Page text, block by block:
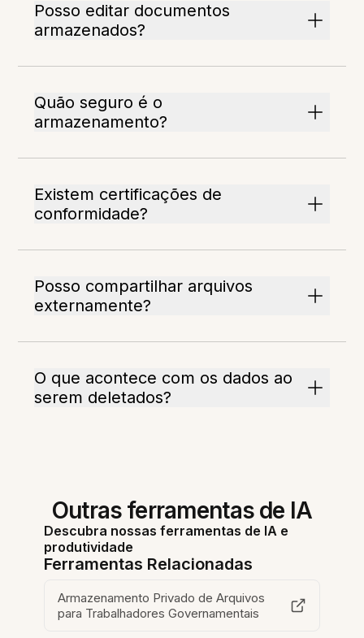
Posso editar documentos
armazenados?
Quão seguro é o
armazenamento?
Existem certificações de
conformidade?
Posso compartilhar arquivos
externamente?
O que acontece com os dados ao
serem deletados?
Outras ferramentas de IA
Descubra nossas ferramentas de IA e
produtividade
Ferramentas Relacionadas
Armazenamento Privado de Arquivos
para Trabalhadores Governamentais